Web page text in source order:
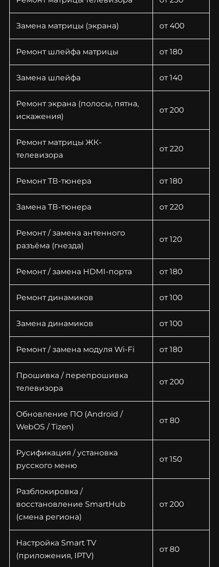
Замена матрицы (экрана) от 400
Ремонт шлейфа матрицы от 180
Замена шлейфа от 140
Ремонт экрана (полосы, пятна,
искажения)
от 200
Ремонт матрицы ЖК-
телевизора
от 220
Ремонт ТВ-тюнера от 180
Замена ТВ-тюнера от 220
Ремонт / замена антенного
разъёма (гнезда)
от 120
Ремонт / замена HDMI-порта от 180
Ремонт динамиков от 100
Замена динамиков от 100
Ремонт / замена модуля Wi-Fi от 180
Прошивка / перепрошивка
телевизора
от 200
Обновление ПО (Android /
WebOS / Tizen)
от 80
Русификация / установка
русского меню
от 150
Разблокировка /
восстановление SmartHub
(смена региона)
от 200
Настройка Smart TV
(приложения, IPTV)
от 80
Заказать звонок